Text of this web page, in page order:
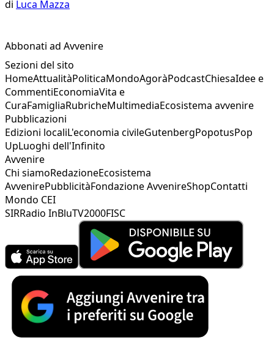
di Luca Mazza
Abbonati ad Avvenire
Sezioni del sito
HomeAttualitàPoliticaMondoAgoràPodcastChiesaIdee e
CommentiEconomiaVita e
CuraFamigliaRubricheMultimediaEcosistema avvenire
Pubblicazioni
Edizioni localiL'economia civileGutenbergPopotusPop
UpLuoghi dell'Infinito
Avvenire
Chi siamoRedazioneEcosistema
AvvenirePubblicitàFondazione AvvenireShopContatti
Mondo CEI
SIRRadio InBluTV2000FISC